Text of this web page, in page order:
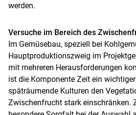
werden.
Versuche im Bereich des
Im Gemüsebau, speziell bei
Hauptproduktionszweig im
mit mehreren Herausforderungen
ist die Komponente Zeit ein
späträumende Kulturen den
Zwischenfrucht stark einschränken.